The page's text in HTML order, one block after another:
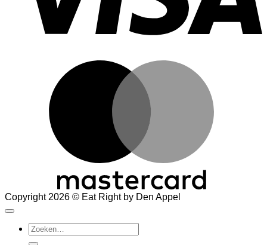
Copyright 2026 © Eat Right by Den Appel
Zoeken
naar: